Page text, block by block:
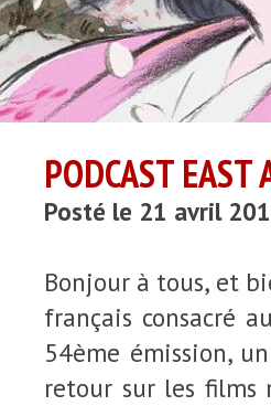
PODCAST
Posté le 21 avril
Bonjour à tous, et
français consacré
54ème émission,
retour sur les films